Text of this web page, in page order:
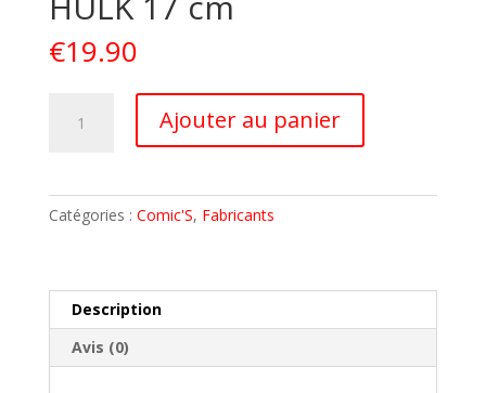
€19.90
Buste
Tirelire
HULK
17
Ajouter au panier
v
Catégories : Comic'S, Fabricants
Description
Avis (0)